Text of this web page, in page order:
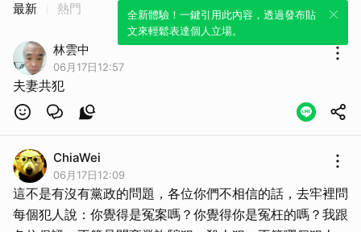
全新體驗！一鍵引用此內容，透過發布貼
文來輕鬆表達個人立場。
最新 熱門
林雲中
06月17日12:57
夫妻共犯
ChiaWei
06月17日12:09
這不是有沒有黨政的問題，各位你們不相信的話，去牢裡問
每個犯人說：你覺得是冤案嗎？你覺得你是冤枉的嗎？我跟